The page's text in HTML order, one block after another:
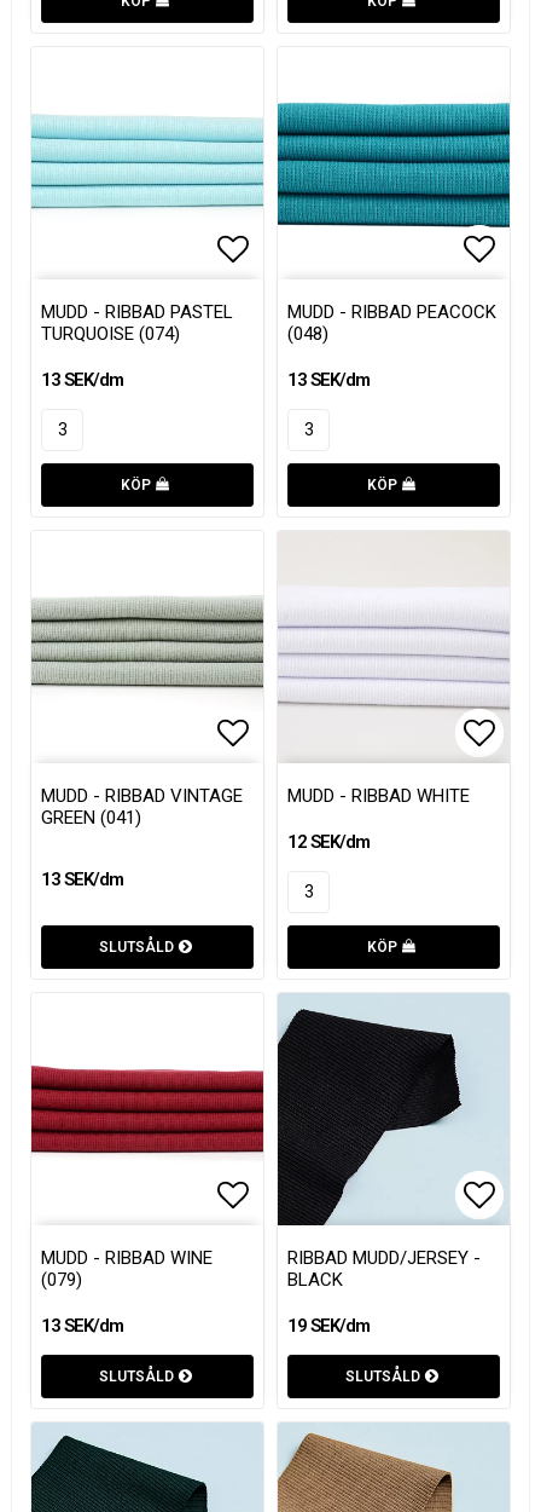
MUDD - RIBBAD PASTEL
TURQUOISE (074)
13 SEK/dm
KÖP
MUDD - RIBBAD PEACOCK
(048)
13 SEK/dm
KÖP
Lägg till i favoritlistan
Lägg till i favoritlistan
MUDD - RIBBAD VINTAGE
GREEN (041)
13 SEK/dm
SLUTSÅLD
MUDD - RIBBAD WHITE
12 SEK/dm
KÖP
Lägg till i favoritlistan
Lägg till i favoritlistan
MUDD - RIBBAD WINE
(079)
13 SEK/dm
SLUTSÅLD
RIBBAD MUDD/JERSEY -
BLACK
19 SEK/dm
SLUTSÅLD